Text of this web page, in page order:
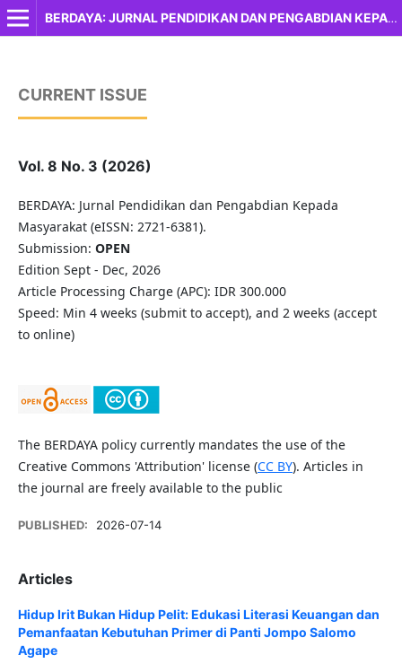
BERDAYA: JURNAL PENDIDIKAN DAN PENGABDIAN KEPADA MASYARAKAT
CURRENT ISSUE
Vol. 8 No. 3 (2026)
BERDAYA: Jurnal Pendidikan dan Pengabdian Kepada
Masyarakat (eISSN: 2721-6381).
Submission: OPEN
Edition Sept - Dec, 2026
Article Processing Charge (APC): IDR 300.000
Speed: Min 4 weeks (submit to accept), and 2 weeks (accept
to online)
The BERDAYA policy currently mandates the use of the
Creative Commons 'Attribution' license (CC BY). Articles in
the journal are freely available to the public
PUBLISHED: 2026-07-14
Articles
Hidup Irit Bukan Hidup Pelit: Edukasi Literasi Keuangan dan
Pemanfaatan Kebutuhan Primer di Panti Jompo Salomo
Agape